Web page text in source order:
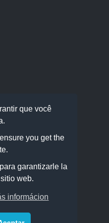
que você
you get the
garantizarle la
web.
informácion